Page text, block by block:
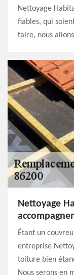
Nettoyage
fiables, qui
faire, nous
Nettoyage
Étant un
entreprise
toiture bien
Nous serons en